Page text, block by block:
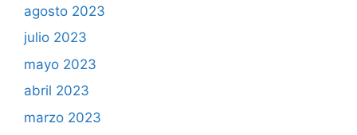
agosto 2023
julio 2023
mayo 2023
abril 2023
marzo 2023